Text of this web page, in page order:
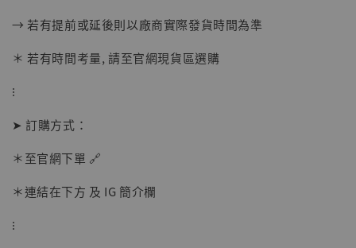
【店內現貨】海賊王 系列蒐藏雕像 布魯克達
NT$ 1,870
→ 若有提前或延後則以廠商實際發貨時間為準
＊ 若有時間考量, 請至官網現貨區選購
⁝
➤ 訂購方式：
＊至官網下單 🔗
＊連結在下方 及 IG 簡介欄
⁝